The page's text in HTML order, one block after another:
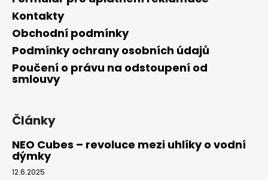
Kontakty
Obchodní podmínky
Podmínky ochrany osobních údajů
Poučení o právu na odstoupení od
smlouvy
Články
NEO Cubes – revoluce mezi uhlíky o vodní
dýmky
12.6.2025